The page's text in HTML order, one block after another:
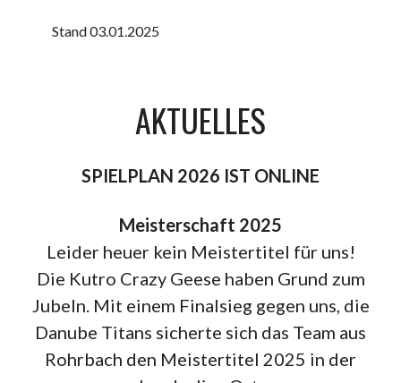
Stand 03.01.2025
AKTUELLES
SPIELPLAN 2026 IST ONLINE
Meisterschaft 2025
Leider heuer kein Meistertitel für uns!
Die Kutro Crazy Geese haben Grund zum
Jubeln. Mit einem Finalsieg gegen uns, die
Danube Titans sicherte sich das Team aus
Rohrbach den Meistertitel 2025 in der